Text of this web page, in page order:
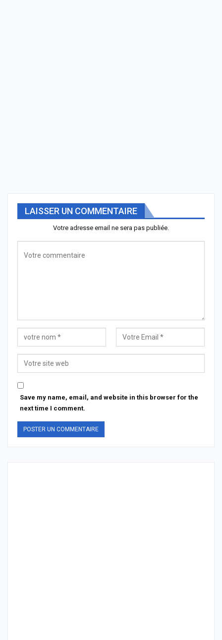
LAISSER UN COMMENTAIRE
Votre adresse email ne sera pas publiée.
Save my name, email, and website in this browser for the
next time I comment.